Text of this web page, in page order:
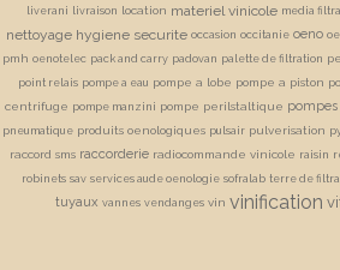
liverani livraison location materiel vinicole media
nettoyage hygiene securite occasion occitanie oeno
pmh oenotelec pack and carry padovan palette de filtration
point relais pompe a eau pompe a lobe pompe a piston
centrifuge pompe manzini pompe perilstaltique pompes
pneumatique produits oenologiques pulsair pulverisation
raccord sms raccorderie radiocommande vinicole raisin
robinets sav services aude oenologie sofralab terre de
tuyaux vannes vendanges vin vinification